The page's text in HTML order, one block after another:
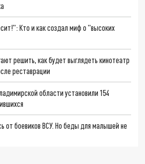
Кто и как создал миф о "высоких
решить, как будет выглядеть кинотеатр
реставрации
области установили 154
от боевиков ВСУ. Но беды для малышей не